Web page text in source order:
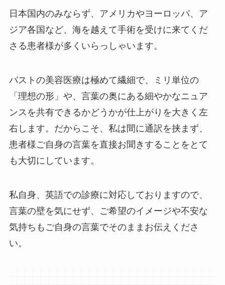
日本国内のみならず、アメリカやヨーロッパ、ア
ジア各国など、海を越えて手術を受けに来てくだ
さる患者様が多くいらっしゃいます。
バストの美容医療は極めて繊細で、ミリ単位の
「理想の形」や、言葉の奥にある細やかなニュア
ンスを共有できるかどうかが仕上がりを大きく左
右します。だからこそ、私は間に通訳を挟まず、
患者様ご自身の言葉を直接お聞きすることをとて
も大切にしています。
私自身、英語での診療に対応しておりますので、
言葉の壁を気にせず、ご希望のイメージや不安な
気持ちもご自身の言葉でそのままお伝えくださ
い。